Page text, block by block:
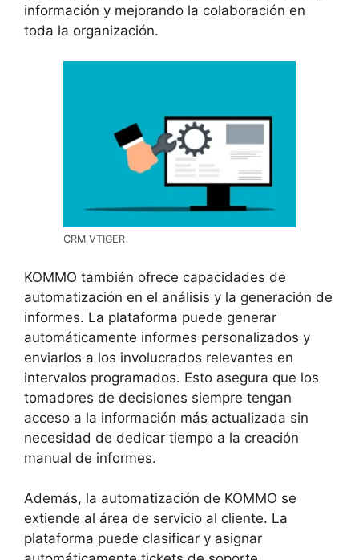
información y mejorando la colaboración en
toda la organización.
CRM VTIGER
KOMMO también ofrece capacidades de
automatización en el análisis y la generación de
informes. La plataforma puede generar
automáticamente informes personalizados y
enviarlos a los involucrados relevantes en
intervalos programados. Esto asegura que los
tomadores de decisiones siempre tengan
acceso a la información más actualizada sin
necesidad de dedicar tiempo a la creación
manual de informes.
Además, la automatización de KOMMO se
extiende al área de servicio al cliente. La
plataforma puede clasificar y asignar